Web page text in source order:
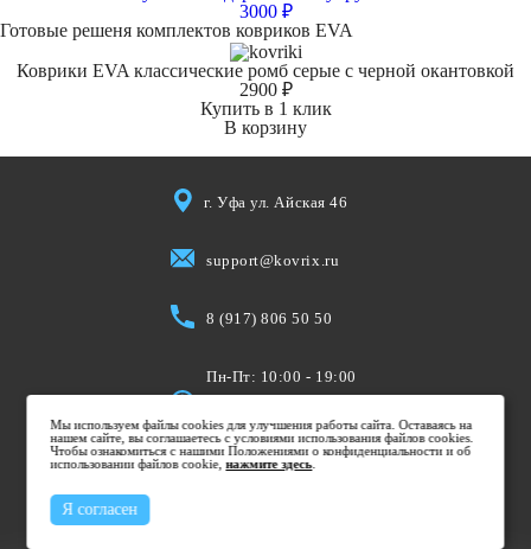
3000 ₽
Готовые решеня комплектов ковриков EVA
Коврики EVA классические ромб серые с черной окантовкой
2900 ₽
Купить в 1 клик
В корзину
г. Уфа ул. Айская 46
support@kovrix.ru
8 (917) 806 50 50
Пн-Пт: 10:00 - 19:00
Вс: Выходной
Мы используем файлы cookies для улучшения работы сайта. Оставаясь на
нашем сайте, вы соглашаетесь с условиями использования файлов cookies.
Чтобы ознакомиться с нашими Положениями о конфиденциальности и об
использовании файлов cookie,нажмите здесь.
Я согласен